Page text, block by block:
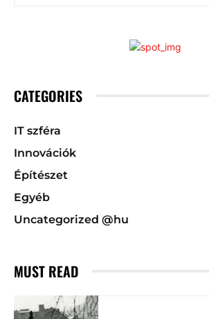
CATEGORIES
IT szféra
Innovációk
Építészet
Egyéb
Uncategorized @hu
MUST READ